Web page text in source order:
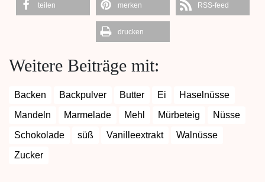
teilen merken RSS-feed
drucken
Weitere Beiträge mit:
Backen Backpulver Butter Ei
Haselnüsse
Mandeln
Marmelade Mehl Mürbeteig
Nüsse
Schokolade
süß Vanilleextrakt
Walnüsse
Zucker